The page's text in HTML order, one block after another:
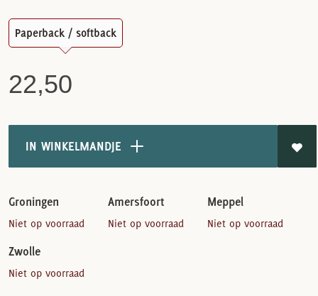
Paperback / softback
22,50
IN WINKELMANDJE
Groningen
Niet op voorraad
Amersfoort
Niet op voorraad
Meppel
Niet op voorraad
Zwolle
Niet op voorraad